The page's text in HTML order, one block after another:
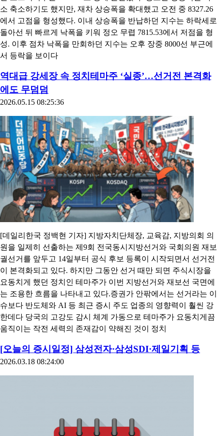
소 축소하기도 했지만, 재차 상승폭을 확대했고 오전 중 8327.26
에서 고점을 형성했다. 이내 상승폭을 반납하던 지수는 하락세로
돌아선 뒤 빠르게 낙폭을 키워 정오 무렵 7815.53에서 저점을 형
성. 이후 점차 낙폭을 만회하던 지수는 오후 장중 8000선 부근에
서 등락을 보이다
역대급 강세장 속 정치테마주 ‘실종’…선거전 본격화
에도 무덤덤
2026.05.15 08:25:36
[데일리한국 정백현 기자] 지방자치단체장, 교육감, 지방의회 의
원을 일제히 선출하는 제9회 전국동시지방선거와 국회의원 재보
궐선거를 앞두고 14일부터 공식 후보 등록이 시작되면서 선거전
이 본격화되고 있다. 하지만 그동안 선거 때만 되면 주식시장을
요동치게 했던 정치인 테마주가 이번 지방선거와 재보선 국면에
는 조용한 흐름을 나타내고 있다.증권가 안팎에서는 선거라는 이
슈보다 반도체와 AI 등 최근 증시 주도 업종의 영향력이 훨씬 강
한데다 당국의 고강도 감시 체계 가동으로 테마주가 요동치게끔
움직이는 작전 세력의 존재감이 약해진 것이 정치
[오늘의 증시일정] 삼성전자·삼성SDI·제일기획 등
2026.03.18 08:24:00